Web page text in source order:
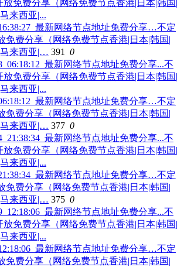
最新网络节点地址免费分享…不定
费分享（网络免费节点香港|日本|韩国|
来西亚|… 391 0
最新网络节点地址免费分享…不定
费分享（网络免费节点香港|日本|韩国|
来西亚|… 377 0
最新网络节点地址免费分享…不定
费分享（网络免费节点香港|日本|韩国|
来西亚|… 375 0
最新网络节点地址免费分享…不定
费分享（网络免费节点香港|日本|韩国|